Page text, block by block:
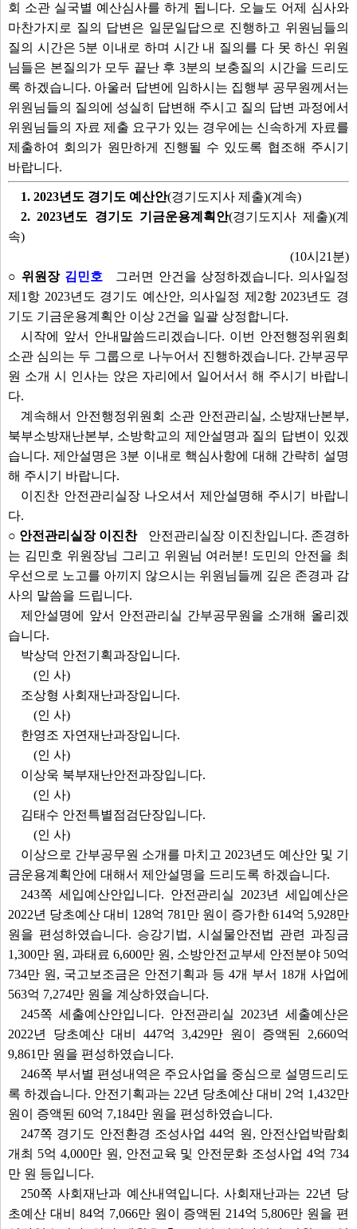
회 소관 실국별 예산심사를 하게 됩니다. 오늘도 어제 심사와
마찬가지로 질의 답변은 일문일답으로 진행하고 위원님들의
질의 시간은 5분 이내로 하며 시간 내 질의를 다 못 하신 위원
님들은 본질의가 모두 끝난 후 3분의 보충질의 시간을 드리도
록 하겠습니다. 아울러 답변에 임하시는 집행부 공무원께서는
위원님들의 질의에 성실히 답변해 주시고 질의 답변 과정에서
위원님들의 자료 제출 요구가 있는 경우에는 신속하게 자료를
제출하여 회의가 원만하게 진행될 수 있도록 협조해 주시기
바랍니다.
1. 2023년도 경기도 예산안(경기도지사 제출)(계속)
2. 2023년도 경기도 기금운용계획안(경기도지사 제출)(계
속)
(10시21분)
○ 위원장 김민호
그러면 안건을 상정하겠습니다. 의사일정
제1항 2023년도 경기도 예산안, 의사일정 제2항 2023년도 경
기도 기금운용계획안 이상 2건을 일괄 상정합니다.
시작에 앞서 안내말씀드리겠습니다. 이번 안전행정위원회
소관 심의는 두 그룹으로 나누어서 진행하겠습니다. 간부공무
원 소개 시 인사는 앉은 자리에서 일어서서 해 주시기 바랍니
다.
계속해서 안전행정위원회 소관 안전관리실, 소방재난본부,
북부소방재난본부, 소방학교의 제안설명과 질의 답변이 있겠
습니다. 제안설명은 3분 이내로 핵심사항에 대해 간략히 설명
해 주시기 바랍니다.
이진찬 안전관리실장 나오셔서 제안설명해 주시기 바랍니
다.
○ 안전관리실장 이진찬
안전관리실장 이진찬입니다. 존경하
는 김민호 위원장님 그리고 위원님 여러분! 도민의 안전을 최
우선으로 노고를 아끼지 않으시는 위원님들께 깊은 존경과 감
사의 말씀을 드립니다.
제안설명에 앞서 안전관리실 간부공무원을 소개해 올리겠
습니다.
박상덕 안전기획과장입니다.
(인 사)
조상형 사회재난과장입니다.
(인 사)
한영조 자연재난과장입니다.
(인 사)
이상욱 북부재난안전과장입니다.
(인 사)
김태수 안전특별점검단장입니다.
(인 사)
이상으로 간부공무원 소개를 마치고 2023년도 예산안 및 기
금운용계획안에 대해서 제안설명을 드리도록 하겠습니다.
243쪽 세입예산안입니다. 안전관리실 2023년 세입예산은
2022년 당초예산 대비 128억 781만 원이 증가한 614억 5,928만
원을 편성하였습니다. 승강기법, 시설물안전법 관련 과징금
1,300만 원, 과태료 6,600만 원, 소방안전교부세 안전분야 50억
734만 원, 국고보조금은 안전기획과 등 4개 부서 18개 사업에
563억 7,274만 원을 계상하였습니다.
245쪽 세출예산안입니다. 안전관리실 2023년 세출예산은
2022년 당초예산 대비 447억 3,429만 원이 증액된 2,660억
9,861만 원을 편성하였습니다.
246쪽 부서별 편성내역은 주요사업을 중심으로 설명드리도
록 하겠습니다. 안전기획과는 22년 당초예산 대비 2억 1,432만
원이 증액된 60억 7,184만 원을 편성하였습니다.
247쪽 경기도 안전환경 조성사업 44억 원, 안전산업박람회
개최 5억 4,000만 원, 안전교육 및 안전문화 조성사업 4억 734
만 원 등입니다.
250쪽 사회재난과 예산내역입니다. 사회재난과는 22년 당
초예산 대비 84억 7,066만 원이 증액된 214억 5,806만 원을 편